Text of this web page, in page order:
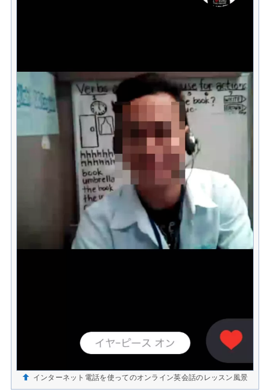
インターネット電話を使ってのオンライン英会話のレッスン風景